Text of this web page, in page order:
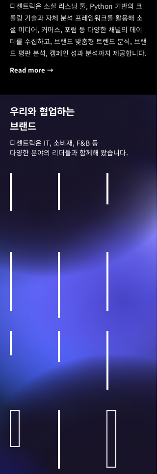
디센트릭은 소셜 리스닝 툴, Python 기반의 크
롤링 기술과 자체 분석 프레임워크를 활용해 소
셜 미디어, 커머스, 포럼 등 다양한 채널의 데이
터를 수집하고, 브랜드 맞춤형 트렌드 분석, 브랜
드 평판 분석, 캠페인 성과 분석까지 제공합니다.
Read more →
우리와 협업하는
브랜드
디센트릭은 IT, 소비재, F&B 등
다양한 분야의 리더들과 함께해 왔습니다.
항공사
식음료